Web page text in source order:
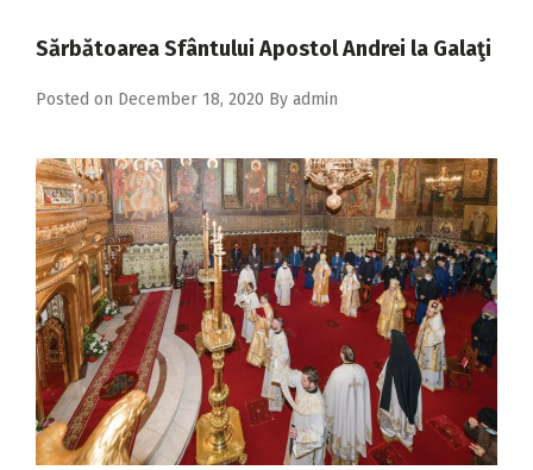
2017
2016
2014
2013
2012
2011
2010
2009
Sărbătoarea Sfântului Apostol Andrei la Galaţi
Posted on December 18, 2020 By admin